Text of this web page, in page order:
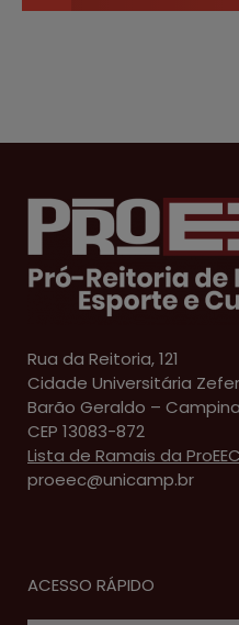
Rua da Reitoria, 121
Cidade Universitária
Barão Geraldo –
CEP 13083-872
Lista de Ramais da ProEEC
proeec@unicamp.br
ACESSO RÁPIDO